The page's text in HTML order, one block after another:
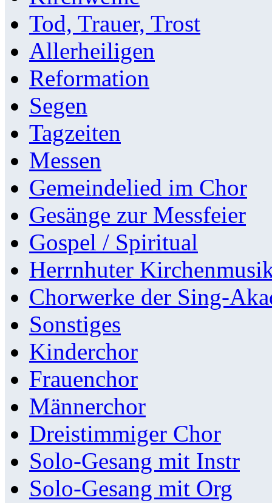
Tod, Trauer, Trost
Allerheiligen
Reformation
Segen
Tagzeiten
Messen
Gemeindelied im Chor
Gesänge zur Messfeier
Gospel / Spiritual
Herrnhuter
Chorwerke der Sing-
Sonstiges
Kinderchor
Frauenchor
Männerchor
Dreistimmiger Chor
Solo-Gesang mit Instr
Solo-Gesang mit Org